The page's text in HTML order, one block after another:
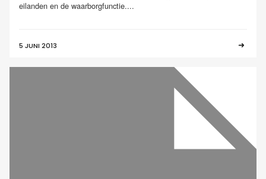
eilanden en de waarborgfunctie....
5 JUNI 2013